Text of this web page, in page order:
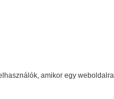
amikor egy